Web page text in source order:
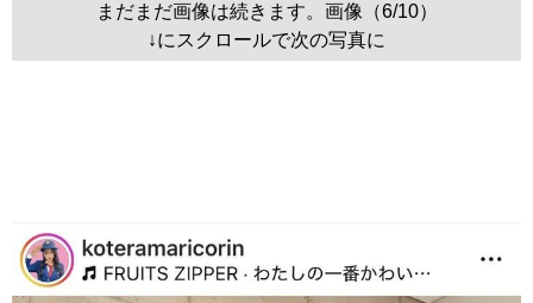
まだまだ画像は続きます。画像（6/10）
↓にスクロールで次の写真に